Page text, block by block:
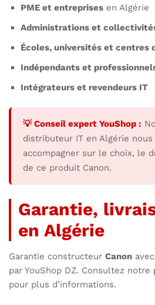
PME et entreprises en Algérie
Administrations et
Écoles, universités et centres
Indépendants et
Intégrateurs et revendeurs IT
💡 Conseil expert YouShop :
distributeur IT en Algérie
accompagner sur le choix, le
de ce produit Canon.
Garantie,
en Algérie
Garantie constructeur Canon
par YouShop DZ. Consultez notre
pour plus d’informations.